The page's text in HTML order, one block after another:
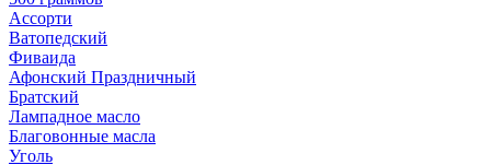
Ассорти
Ватопедский
Фиваида
Афонский Праздничный
Братский
Лампадное масло
Благовонные масла
Уголь